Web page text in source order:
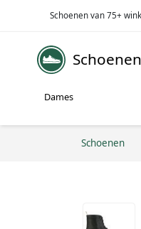
Schoenen van 75+
Dames
Schoenen